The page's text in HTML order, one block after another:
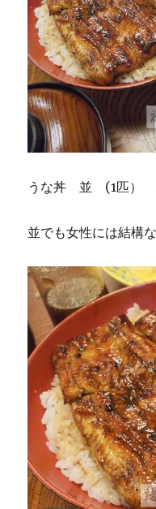
うな丼 並 (1匹）
並でも女性には結構な